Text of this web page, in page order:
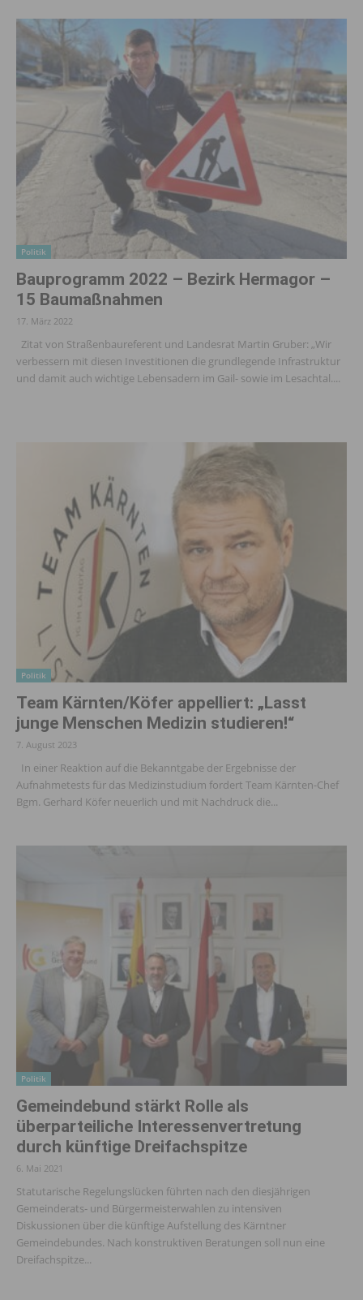
Politik
Bauprogramm 2022 – Bezirk Hermagor –
15 Baumaßnahmen
17. März 2022
Zitat von Straßenbaureferent und Landesrat Martin Gruber: „Wir
verbessern mit diesen Investitionen die grundlegende Infrastruktur
und damit auch wichtige Lebensadern im Gail- sowie im Lesachtal....
Politik
Team Kärnten/Köfer appelliert: „Lasst
junge Menschen Medizin studieren!“
7. August 2023
In einer Reaktion auf die Bekanntgabe der Ergebnisse der
Aufnahmetests für das Medizinstudium fordert Team Kärnten-Chef
Bgm. Gerhard Köfer neuerlich und mit Nachdruck die...
Politik
Gemeindebund stärkt Rolle als
überparteiliche Interessenvertretung
durch künftige Dreifachspitze
6. Mai 2021
Statutarische Regelungslücken führten nach den diesjährigen
Gemeinderats‐ und Bürgermeisterwahlen zu intensiven
Diskussionen über die künftige Aufstellung des Kärntner
Gemeindebundes. Nach konstruktiven Beratungen soll nun eine
Dreifachspitze...